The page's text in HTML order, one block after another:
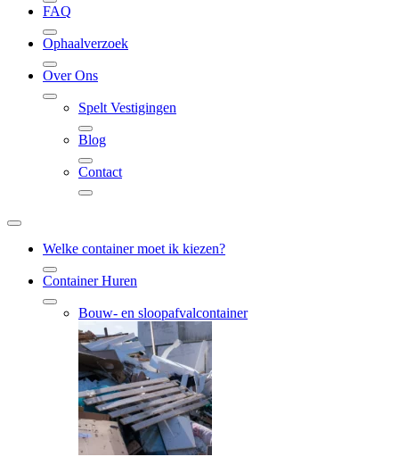
FAQ
Ophaalverzoek
Over Ons
Spelt Vestigingen
Blog
Contact
Welke container moet ik kiezen?
Container Huren
Bouw- en sloopafvalcontainer